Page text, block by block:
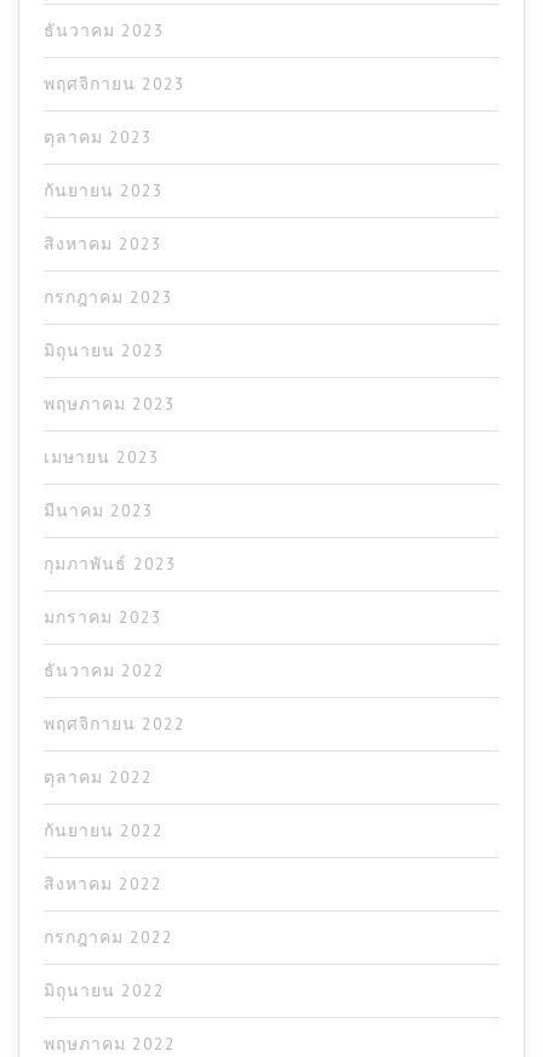
ธันวาคม 2023
พฤศจิกายน 2023
ตุลาคม 2023
กันยายน 2023
สิงหาคม 2023
กรกฎาคม 2023
มิถุนายน 2023
พฤษภาคม 2023
เมษายน 2023
มีนาคม 2023
กุมภาพันธ์ 2023
มกราคม 2023
ธันวาคม 2022
พฤศจิกายน 2022
ตุลาคม 2022
กันยายน 2022
สิงหาคม 2022
กรกฎาคม 2022
มิถุนายน 2022
พฤษภาคม 2022